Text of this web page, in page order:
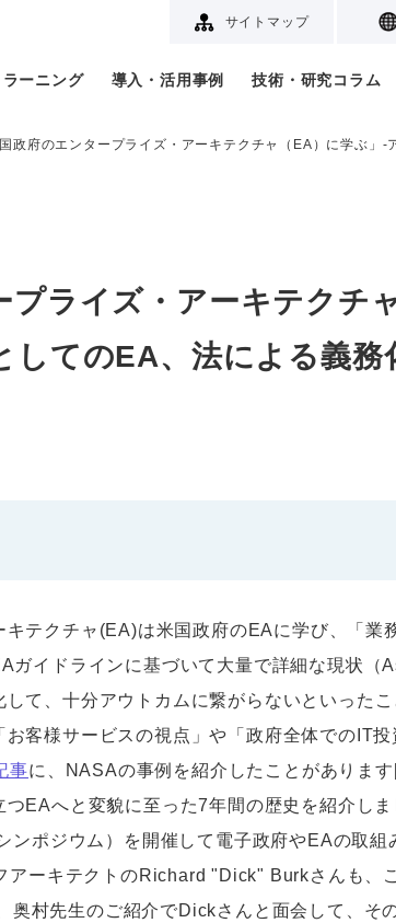
サイトマップ
ーニング 導入・活用事例 技術・研究コラム
国政府のエンタープライズ・アーキテクチャ（EA）に学ぶ
プライズ・アーキテクチ
してのEA、法による義務
テクチャ(EA)は米国政府のEAに学び、「業
ガイドラインに基づいて大量で詳細な現状（
して、十分アウトカムに繋がらないといった
客様サービスの視点」や「政府全体でのIT
事に、NASAの事例を紹介したことがありま
EAへと変貌に至った7年間の歴史を紹介し
ンポジウム）を開催して電子政府やEAの取組
アーキテクトのRichard "Dick" Burkさんも、
奥村先生のご紹介でDickさんと面会して、そ